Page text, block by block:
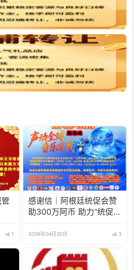
1
感谢信｜阿根廷统促会赞
助300万阿币 助力“统促
满举办
2026年04月30日 3